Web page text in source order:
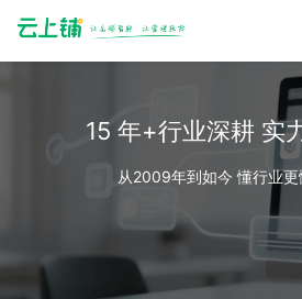
15 年+行业深耕 实
从2009年到如今 懂行业